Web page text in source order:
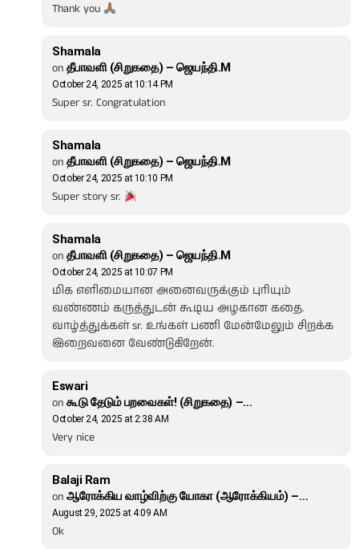
Thank you
Shamala
on தீபாவளி (சிறுகதை) – ஜெயந்தி.M
October 24, 2025 at 10:14 PM
Super sr. Congratulation
Shamala
on தீபாவளி (சிறுகதை) – ஜெயந்தி.M
October 24, 2025 at 10:10 PM
Super story sr.
Shamala
on தீபாவளி (சிறுகதை) – ஜெயந்தி.M
October 24, 2025 at 10:07 PM
மிக எளிமையான அனைவருக்கும் புரியும்
வண்ணம் கருத்துடன் கூடிய அழகான கதை.
வாழ்த்துக்கள் sr. உங்கள் பணி மேன்மேலும் சிறக்க
இறைவனை வேண்டுகிறேன்.
Eswari
on கூடு தேடும் பறவைகள்! (சிறுகதை) –…
October 24, 2025 at 2:38 AM
Very nice
Balaji Ram
on ஆரோக்கிய வாழ்விற்கு யோகா (ஆரோக்கியம்) –…
August 29, 2025 at 4:09 AM
Ok